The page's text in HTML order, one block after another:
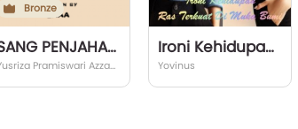
Bronze
SANG PENJAHAT KOTA
Yusriza Pramiswari Azzahra
Ironi Kehidupan Ras Terkuat Di Muka Bumi
Yovinus